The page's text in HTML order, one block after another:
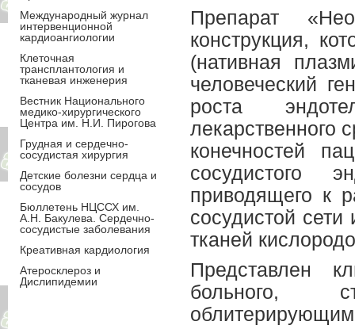
Препарат
конструкция,
(нативная
человеческий
роста
лекарственного
конечностей
сосудистого
приводящего к
сосудистой
тканей
Представлен
больного,
Международный журнал
интервенционной
кардиоангиологии
Клеточная
трансплантология и
тканевая инженерия
Вестник Национального
медико-хирургического
Центра им. Н.И. Пирогова
Грудная и сердечно-
сосудистая хирургия
Детские болезни сердца и
сосудов
Бюллетень НЦССХ им.
А.Н. Бакулева. Сердечно-
сосудистые заболевания
Креативная кардиология
Атеросклероз и
Дислипидемии